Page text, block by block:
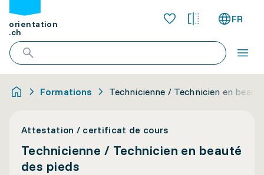
orientation
.ch
FR
Formations Technicienne / Technicien en
Attestation / certificat de cours
Technicienne / Technicien en beauté
des pieds